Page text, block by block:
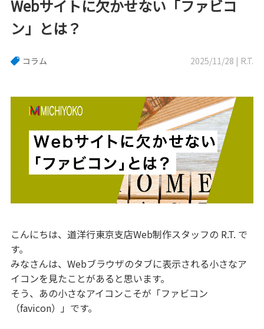
Webサイトに欠かせない「ファビコ
ン」とは？
コラム 2025/11/28 | R.T.
こんにちは、道洋行東京支店Web制作スタッフの R.T. で
す。
みなさんは、Webブラウザのタブに表示される小さなア
イコンを見たことがあると思います。
そう、あの小さなアイコンこそが「ファビコン
（favicon）」です。